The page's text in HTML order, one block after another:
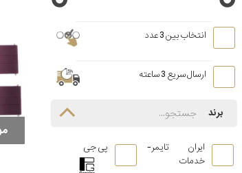
انتخاب بین 3 عدد
ارسال سریع 3 ساعته
برند
ایران تایمر-
خدمات
پی جی